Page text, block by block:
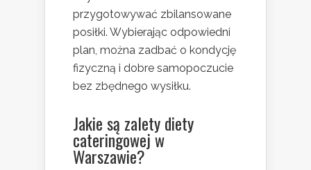
przygotowywać zbilansowane
posiłki. Wybierając odpowiedni
plan, można zadbać o kondycję
fizyczną i dobre samopoczucie
bez zbędnego wysiłku.
Jakie są zalety diety
cateringowej w
Warszawie?